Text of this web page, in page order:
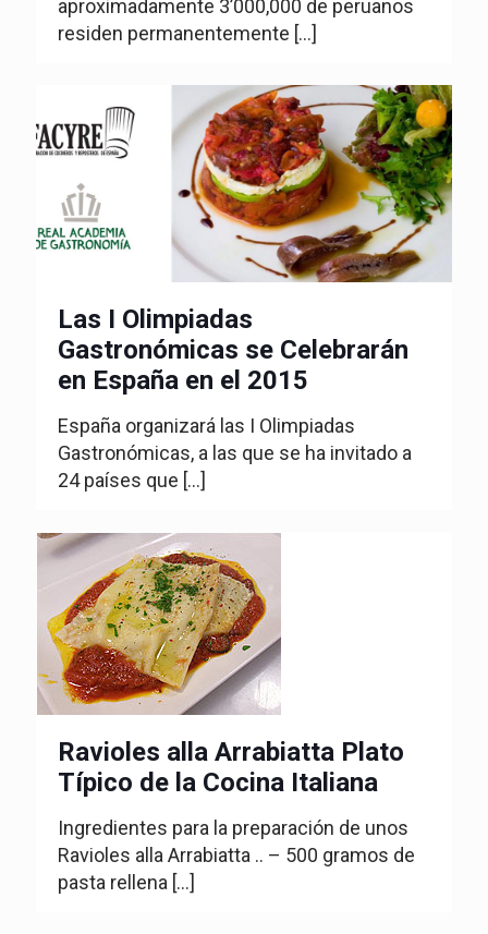
aproximadamente 3’000,000 de peruanos
residen permanentemente […]
Las I Olimpiadas
Gastronómicas se Celebrarán
en España en el 2015
España organizará las I Olimpiadas
Gastronómicas, a las que se ha invitado a
24 países que […]
Ravioles alla Arrabiatta Plato
Típico de la Cocina Italiana
Ingredientes para la preparación de unos
Ravioles alla Arrabiatta .. – 500 gramos de
pasta rellena […]